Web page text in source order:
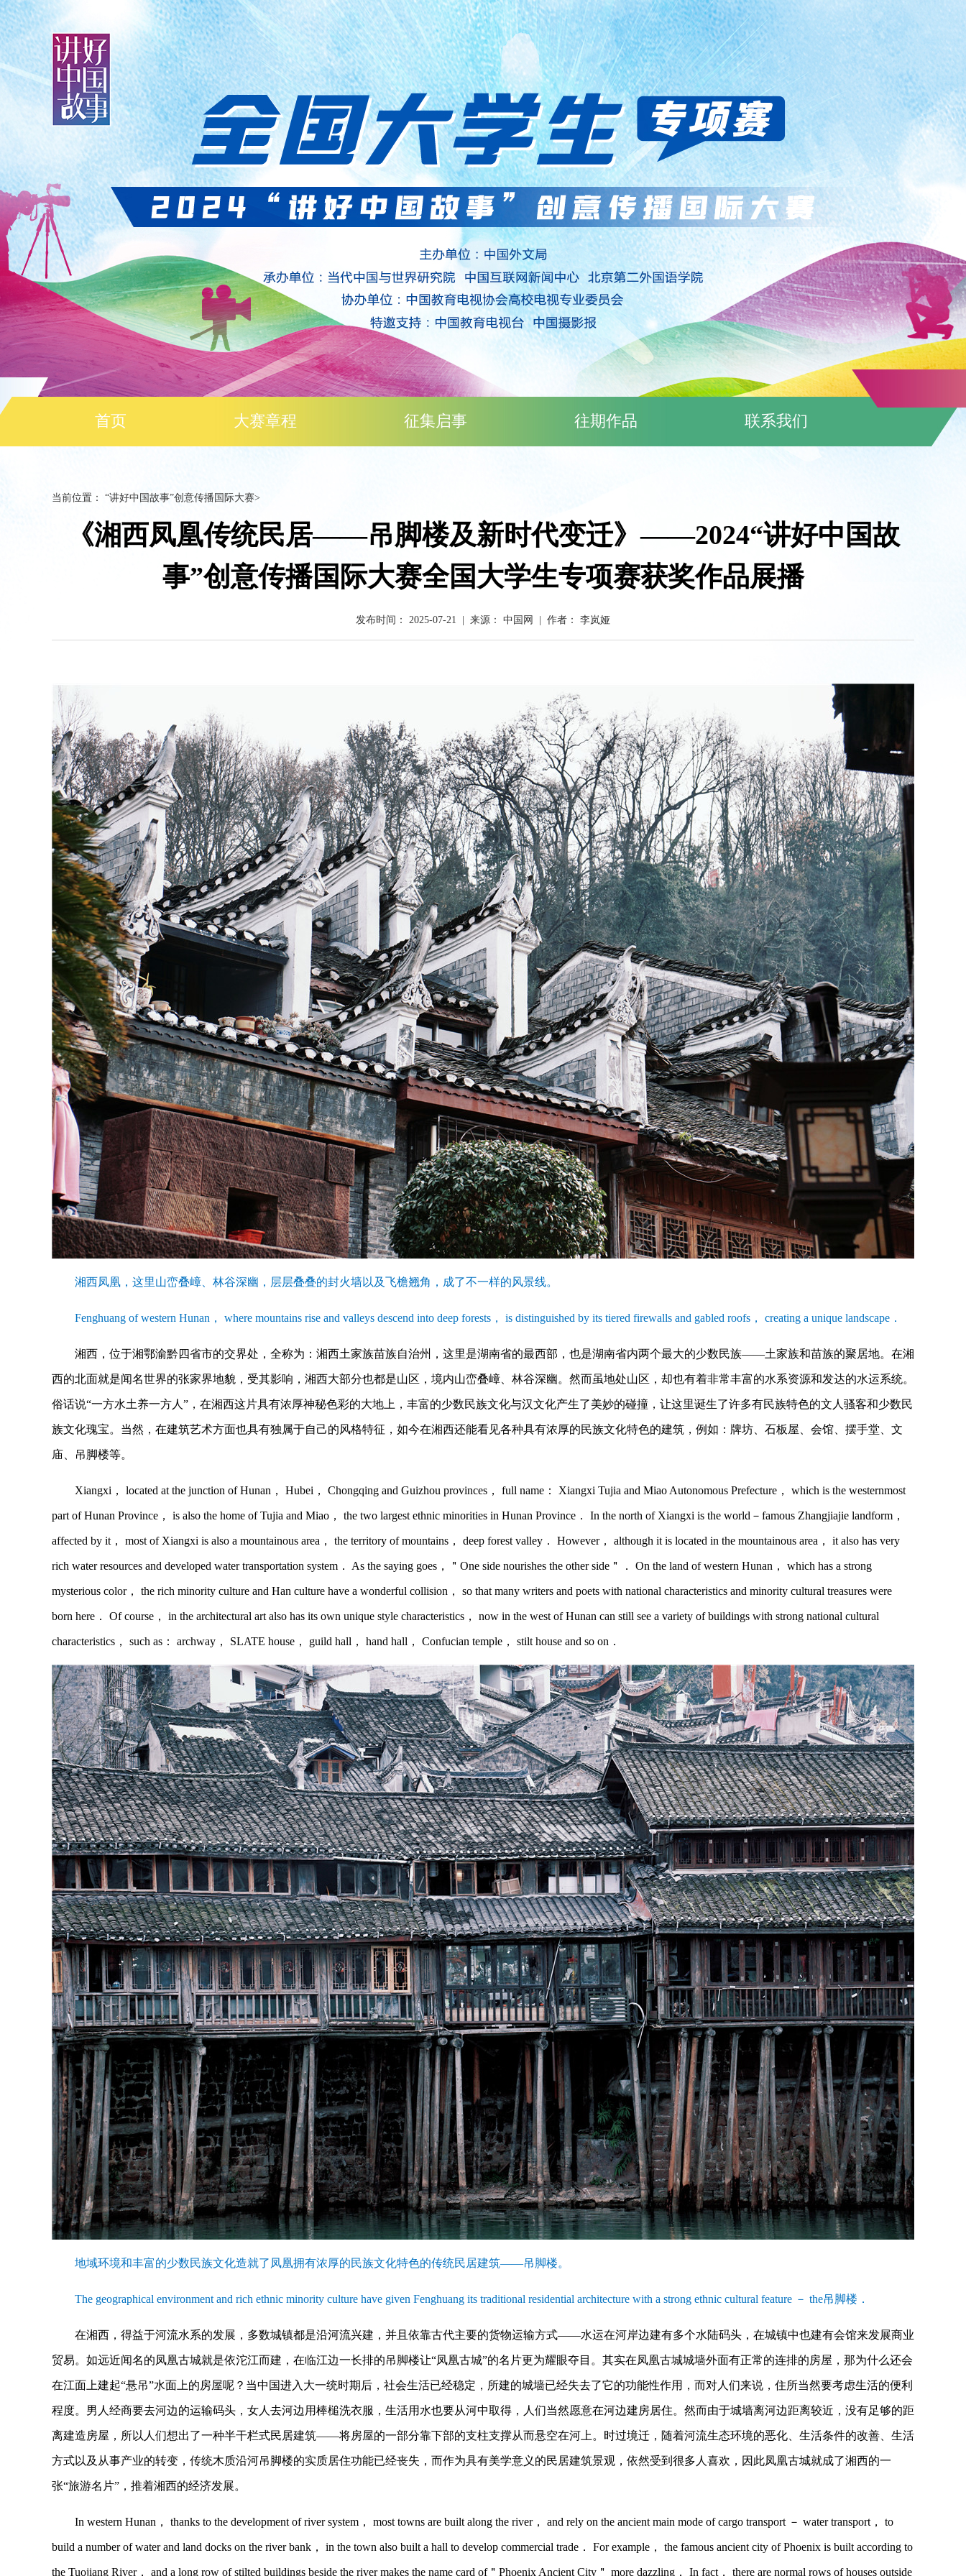
首页 大赛章程 征集启事 往期作品 联系我们
当前位置： “讲好中国故事”创意传播国际大赛>
《湘西凤凰传统民居——吊脚楼及新时代变迁》——2024“讲好中国故
事”创意传播国际大赛全国大学生专项赛获奖作品展播
发布时间： 2025-07-21 | 来源： 中国网 | 作者： 李岚娅
湘西凤凰，这里山峦叠嶂、林谷深幽，层层叠叠的封火墙以及飞檐翘角，成了不一样的风景线。
Fenghuang of western Hunan， where mountains rise and valleys descend into deep forests， is distinguished by its tiered firewalls and gabled roofs， creating a unique landscape．
湘西，位于湘鄂渝黔四省市的交界处，全称为：湘西土家族苗族自治州，这里是湖南省的最西部，也是湖南省内两个最大的少数民族——土家族和苗族的聚居地。在湘
西的北面就是闻名世界的张家界地貌，受其影响，湘西大部分也都是山区，境内山峦叠嶂、林谷深幽。然而虽地处山区，却也有着非常丰富的水系资源和发达的水运系统。
俗话说“一方水土养一方人”，在湘西这片具有浓厚神秘色彩的大地上，丰富的少数民族文化与汉文化产生了美妙的碰撞，让这里诞生了许多有民族特色的文人骚客和少数民
族文化瑰宝。当然，在建筑艺术方面也具有独属于自己的风格特征，如今在湘西还能看见各种具有浓厚的民族文化特色的建筑，例如：牌坊、石板屋、会馆、摆手堂、文
庙、吊脚楼等。
Xiangxi， located at the junction of Hunan， Hubei， Chongqing and Guizhou provinces， full name： Xiangxi Tujia and Miao Autonomous Prefecture， which is the westernmost
part of Hunan Province， is also the home of Tujia and Miao， the two largest ethnic minorities in Hunan Province． In the north of Xiangxi is the world－famous Zhangjiajie landform，
affected by it， most of Xiangxi is also a mountainous area， the territory of mountains， deep forest valley． However， although it is located in the mountainous area， it also has very
rich water resources and developed water transportation system． As the saying goes，＂One side nourishes the other side＂． On the land of western Hunan， which has a strong
mysterious color， the rich minority culture and Han culture have a wonderful collision， so that many writers and poets with national characteristics and minority cultural treasures were
born here． Of course， in the architectural art also has its own unique style characteristics， now in the west of Hunan can still see a variety of buildings with strong national cultural
characteristics， such as： archway， SLATE house， guild hall， hand hall， Confucian temple， stilt house and so on．
地域环境和丰富的少数民族文化造就了凤凰拥有浓厚的民族文化特色的传统民居建筑——吊脚楼。
The geographical environment and rich ethnic minority culture have given Fenghuang its traditional residential architecture with a strong ethnic cultural feature － the吊脚楼．
在湘西，得益于河流水系的发展，多数城镇都是沿河流兴建，并且依靠古代主要的货物运输方式——水运在河岸边建有多个水陆码头，在城镇中也建有会馆来发展商业
贸易。如远近闻名的凤凰古城就是依沱江而建，在临江边一长排的吊脚楼让“凤凰古城”的名片更为耀眼夺目。其实在凤凰古城城墙外面有正常的连排的房屋，那为什么还会
在江面上建起“悬吊”水面上的房屋呢？当中国进入大一统时期后，社会生活已经稳定，所建的城墙已经失去了它的功能性作用，而对人们来说，住所当然要考虑生活的便利
程度。男人经商要去河边的运输码头，女人去河边用棒槌洗衣服，生活用水也要从河中取得，人们当然愿意在河边建房居住。然而由于城墙离河边距离较近，没有足够的距
离建造房屋，所以人们想出了一种半干栏式民居建筑——将房屋的一部分靠下部的支柱支撑从而悬空在河上。时过境迁，随着河流生态环境的恶化、生活条件的改善、生活
方式以及从事产业的转变，传统木质沿河吊脚楼的实质居住功能已经丧失，而作为具有美学意义的民居建筑景观，依然受到很多人喜欢，因此凤凰古城就成了湘西的一
张“旅游名片”，推着湘西的经济发展。
In western Hunan， thanks to the development of river system， most towns are built along the river， and rely on the ancient main mode of cargo transport － water transport， to
build a number of water and land docks on the river bank， in the town also built a hall to develop commercial trade． For example， the famous ancient city of Phoenix is built according to
the Tuojiang River， and a long row of stilted buildings beside the river makes the name card of＂Phoenix Ancient City＂ more dazzling． In fact， there are normal rows of houses outside